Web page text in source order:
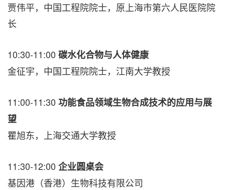
贾伟平，中国工程院院士，原上海市第六人民医院院
长
10:30-11:00 碳水化合物与人体健康
金征宇，中国工程院院士，江南大学教授
11:00-11:30 功能食品领域生物合成技术的应用与展
望
瞿旭东，上海交通大学教授
11:30-12:00 企业圆桌会
基因港（香港）生物科技有限公司